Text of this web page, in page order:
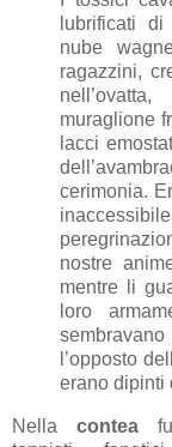
lubrificati
nube
ragazzini,
muraglione
lacci
cerimonia.
nostre
mentre li
loro
l’opposto
erano dipinti
Nella contea